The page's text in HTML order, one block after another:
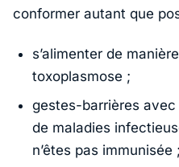
conformer autant que
s’alimenter de
toxoplasmose ;
gestes-barrières
de maladies
n’êtes pas immunisée ;